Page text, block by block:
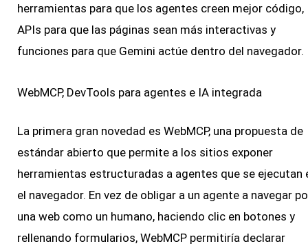
herramientas para que los agentes creen mejor código,
APIs para que las páginas sean más interactivas y
funciones para que Gemini actúe dentro del navegador.
WebMCP, DevTools para agentes e IA integrada
La primera gran novedad es WebMCP, una propuesta de
estándar abierto que permite a los sitios exponer
herramientas estructuradas a agentes que se ejecutan
el navegador. En vez de obligar a un agente a navegar
una web como un humano, haciendo clic en botones y
rellenando formularios, WebMCP permitiría declarar